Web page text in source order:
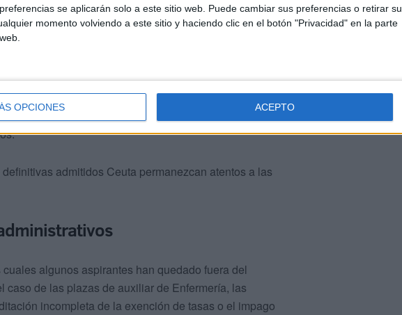
se aplicarán solo a este sitio web. Puede cambiar sus preferencias o retirar su
momento volviendo a este sitio y haciendo clic en el botón "Privacidad" en la parte
OPCIONES ACEPTO
de marzo, la administración ha ratificado la relación
admitidos Ceuta permanezcan atentos a las
algunos aspirantes han quedado fuera del
caso de las plazas de auxiliar de Enfermería, las
incompleta de la exención de tasas o el impago